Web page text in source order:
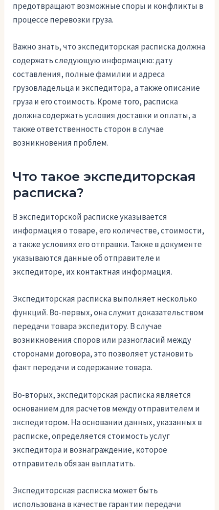
предотвращают возможные споры и конфликты в
процессе перевозки груза.
Важно знать, что экспедиторская расписка должна
содержать следующую информацию: дату
составления, полные фамилии и адреса
грузовладельца и экспедитора, а также описание
груза и его стоимость. Кроме того, расписка
должна содержать условия доставки и оплаты, а
также ответственность сторон в случае
возникновения проблем.
Что такое экспедиторская
расписка?
В экспедиторской расписке указывается
информация о товаре, его количестве, стоимости,
а также условиях его отправки. Также в документе
указываются данные об отправителе и
экспедиторе, их контактная информация.
Экспедиторская расписка выполняет несколько
функций. Во-первых, она служит доказательством
передачи товара экспедитору. В случае
возникновения споров или разногласий между
сторонами договора, это позволяет установить
факт передачи и содержание товара.
Во-вторых, экспедиторская расписка является
основанием для расчетов между отправителем и
экспедитором. На основании данных, указанных в
расписке, определяется стоимость услуг
экспедитора и вознаграждение, которое
отправитель обязан выплатить.
Экспедиторская расписка может быть
использована в качестве гарантии передачи